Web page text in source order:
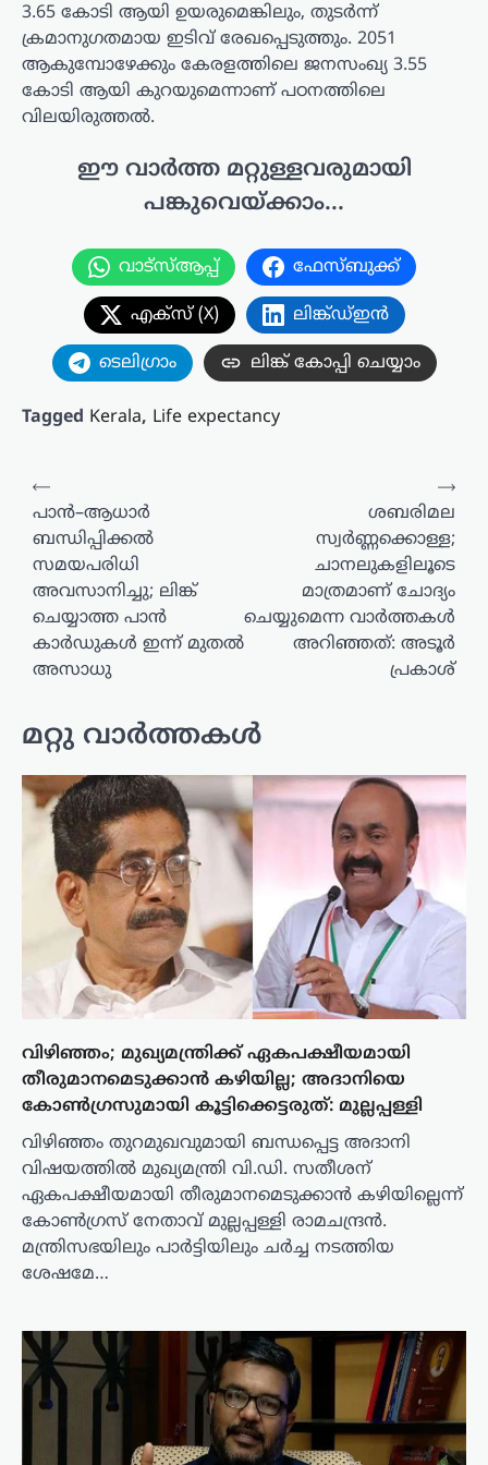
3.65 കോടി ആയി ഉയരുമെങ്കിലും, തുടർന്ന്
ക്രമാനുഗതമായ ഇടിവ് രേഖപ്പെടുത്തും. 2051
ആകുമ്പോഴേക്കും കേരളത്തിലെ ജനസംഖ്യ 3.55
കോടി ആയി കുറയുമെന്നാണ് പഠനത്തിലെ
വിലയിരുത്തൽ.
ഈ വാർത്ത മറ്റുള്ളവരുമായി
പങ്കുവെയ്ക്കാം...
വാട്സ്ആപ്പ് ഫേസ്ബുക്ക്
എക്സ് (X) ലിങ്ക്ഡ്ഇൻ
ടെലിഗ്രാം ലിങ്ക് കോപ്പി ചെയ്യാം
Tagged Kerala, Life expectancy
പോസ്റ്റുകളിലൂടെ
⟵
പാൻ–ആധാർ
ബന്ധിപ്പിക്കൽ
സമയപരിധി
അവസാനിച്ചു; ലിങ്ക്
ചെയ്യാത്ത പാൻ
കാർഡുകൾ ഇന്ന് മുതൽ
അസാധു
ശബരിമല
സ്വർണ്ണക്കൊള്ള;
ചാനലുകളിലൂടെ
മാത്രമാണ് ചോദ്യം
ചെയ്യുമെന്ന വാർത്തകൾ
അറിഞ്ഞത്: അടൂർ
പ്രകാശ്
⟶
മറ്റു വാർത്തകൾ
വിഴിഞ്ഞം; മുഖ്യമന്ത്രിക്ക് ഏകപക്ഷീയമായി
തീരുമാനമെടുക്കാൻ കഴിയില്ല; അദാനിയെ
കോൺഗ്രസുമായി കൂട്ടിക്കെട്ടരുത്: മുല്ലപ്പള്ളി
വിഴിഞ്ഞം തുറമുഖവുമായി ബന്ധപ്പെട്ട അദാനി
വിഷയത്തിൽ മുഖ്യമന്ത്രി വി.ഡി. സതീശന്
ഏകപക്ഷീയമായി തീരുമാനമെടുക്കാൻ കഴിയില്ലെന്ന്
കോൺഗ്രസ് നേതാവ് മുല്ലപ്പള്ളി രാമചന്ദ്രൻ.
മന്ത്രിസഭയിലും പാർട്ടിയിലും ചർച്ച നടത്തിയ
ശേഷമേ…